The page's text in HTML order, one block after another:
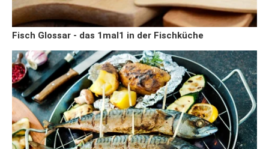
Fisch Glossar - das 1mal1 in der Fischküche